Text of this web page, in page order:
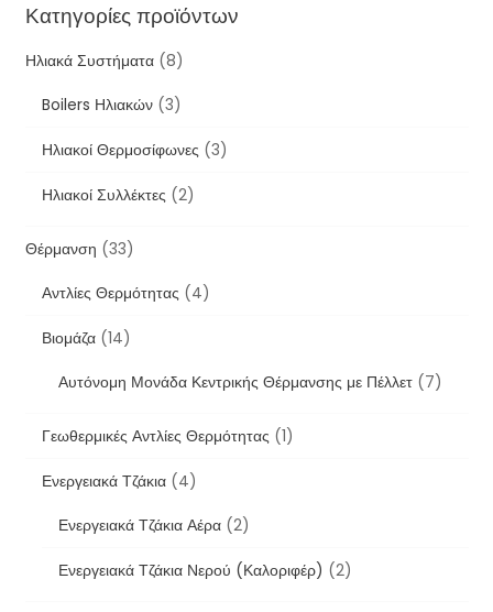
Κατηγορίες προϊόντων
Ηλιακά Συστήματα (8)
Boilers Ηλιακών (3)
Ηλιακοί Θερμοσίφωνες (3)
Ηλιακοί Συλλέκτες (2)
Θέρμανση (33)
Αντλίες Θερμότητας (4)
Βιομάζα (14)
Αυτόνομη Μονάδα Κεντρικής Θέρμανσης με Πέλλετ (7)
Γεωθερμικές Αντλίες Θερμότητας (1)
Ενεργειακά Τζάκια (4)
Ενεργειακά Τζάκια Αέρα (2)
Ενεργειακά Τζάκια Νερού (Καλοριφέρ) (2)